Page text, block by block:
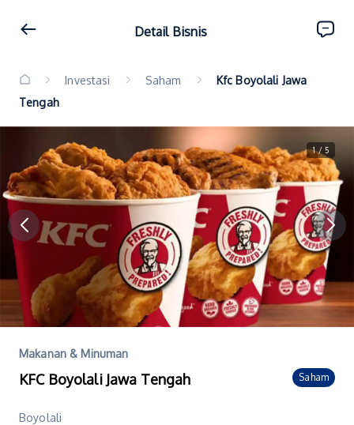
Detail Bisnis
Investasi Saham
Kfc Boyolali Jawa
Tengah
1 / 5
Makanan & Minuman
KFC Boyolali Jawa Tengah Saham
Boyolali